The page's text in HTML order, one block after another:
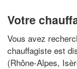
Votre
Vous avez
chauffagiste est
(Rhône-Alpes,